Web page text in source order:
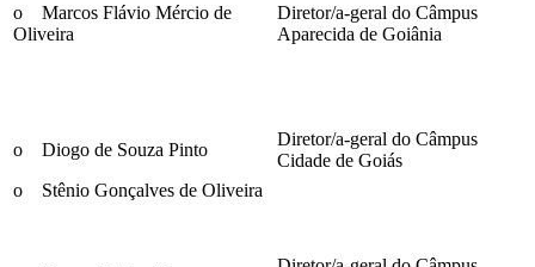
o Marcos Flávio Mércio de
Oliveira
Diretor/a-geral do Câmpus
Aparecida de Goiânia
o Diogo de Souza Pinto
o Stênio Gonçalves de Oliveira
Diretor/a-geral do Câmpus
Cidade de Goiás